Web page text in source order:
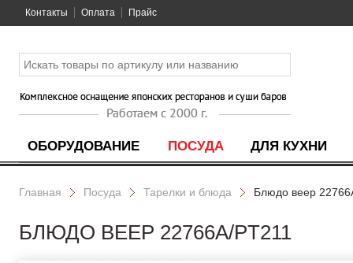
Контакты Оплата Прайс
ОБОРУДОВАНИЕ ПОСУДА ДЛЯ КУХНИ
Главная Посуда Тарелки и блюда Блюдо веер
БЛЮДО ВЕЕР 22766A/PT211